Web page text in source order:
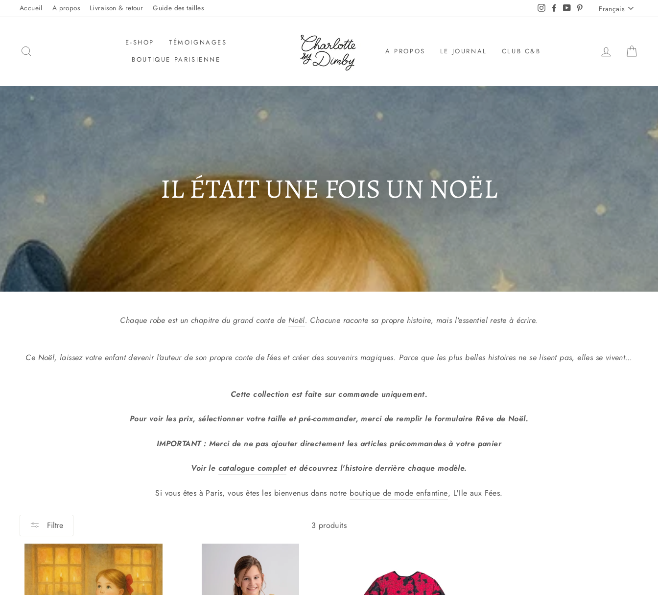
SauterAccueil A propos Livraison & retour Guide des tailles InstagramFacebookYouTubePinterestLANGUE
Français
E-SHOP
TÉMOIGNAGES
BOUTIQUE PARISIENNE
A PROPOS LE JOURNAL CLUB C&B SE LOGUER
IL ÉTAIT UNE FOIS UN NOËL
Chaque robe est un chapitre du grand conte de Noël. Chacune raconte sa propre histoire, mais l'essentiel reste à écrire.
Ce Noël, laissez votre enfant devenir l'auteur de son propre conte de fées et créer des souvenirs magiques. Parce que les plus belles histoires ne se lisent pas, elles se vivent…
Cette collection est faite sur commande uniquement.
Pour voir les prix, sélectionner votre taille et pré-commander, merci de remplir le formulaire Rêve de Noël.
IMPORTANT : Merci de ne pas ajouter directement les articles précommandes à votre panier
Voir le catalogue completet découvrez l'histoire derrière chaque modèle.
Si vous êtes à Paris, vous êtes les bienvenus dans notre boutique de mode enfantine, L'Ile aux Fées.
Filtre 3 produits